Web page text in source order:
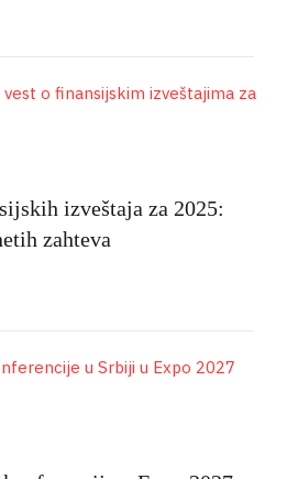
izveštaja za 2025:
zahteva